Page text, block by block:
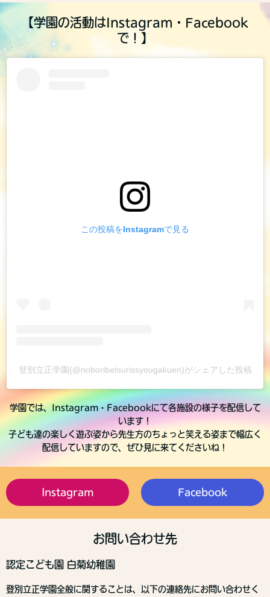
【学園の活動はInstagram・Facebook
で！】
この投稿をInstagramで見る
登別立正学園(@noboribetsurissyougakuen)がシェアした投稿
学園では、Instagram・Facebookにて各施設の様子を配信して
います！
子ども達の楽しく遊ぶ姿から先生方のちょっと笑える姿まで幅広く
配信していますので、ぜひ見に来てくださいね！
Instagram Facebook
お問い合わせ先
認定こども園 白菊幼稚園
登別立正学園全般に関することは、以下の連絡先にお問い合わせく